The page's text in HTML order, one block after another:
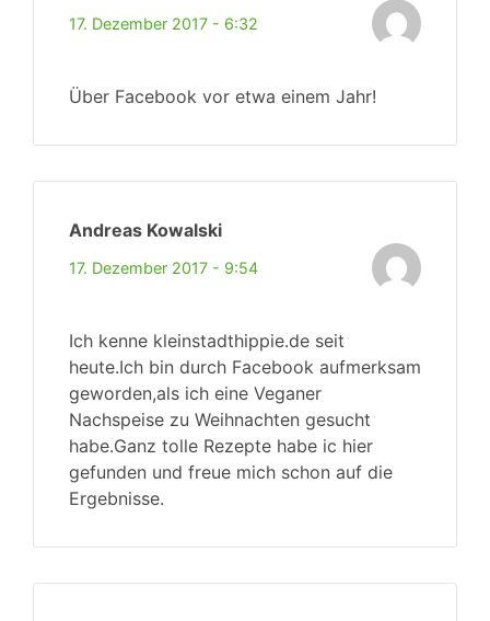
17. Dezember 2017 - 6:32
Über Facebook vor etwa einem Jahr!
Andreas Kowalski
17. Dezember 2017 - 9:54
Ich kenne kleinstadthippie.de seit
heute.Ich bin durch Facebook aufmerksam
geworden,als ich eine Veganer
Nachspeise zu Weihnachten gesucht
habe.Ganz tolle Rezepte habe ic hier
gefunden und freue mich schon auf die
Ergebnisse.
Inhalt:© Webdesign-Unterberger.de
theme by Theme4Press •